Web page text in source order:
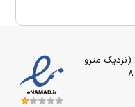
(نزدیک مترو